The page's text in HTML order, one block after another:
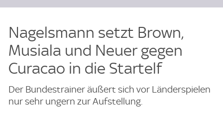
Nagelsmann setzt Brown,
Musiala und Neuer gegen
Curacao in die Startelf
Der Bundestrainer äußert sich vor Länderspielen
nur sehr ungern zur Aufstellung.